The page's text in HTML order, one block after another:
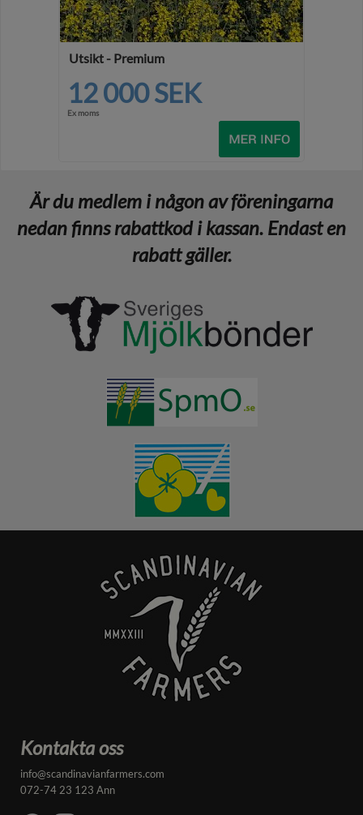
Utsikt - Premium
12 000 SEK
Ex moms
Är du medlem i någon av föreningarna
nedan finns rabattkod i kassan. Endast en
rabatt gäller.
Kontakta oss
info@scandinavianfarmers.com
072-74 23 123 Ann